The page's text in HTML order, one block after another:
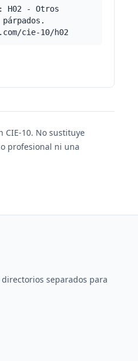
H02 - Otros
cie-10/h02
CIE-10. No sustituye
profesional ni una
separados para